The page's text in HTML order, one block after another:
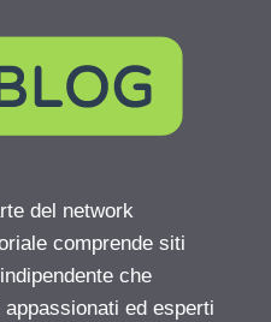
del network
comprende siti
che
ed esperti